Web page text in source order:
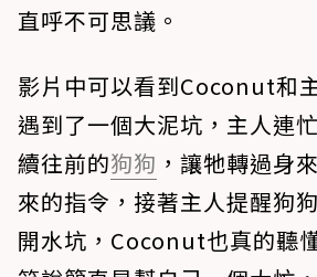
直呼不可思議。
影片中可以看到Coconut和
遇到了一個大泥坑，主人連
續往前的狗狗 ，讓牠轉過身
來的指令，接著主人提醒狗
開水坑，Coconut也真的聽